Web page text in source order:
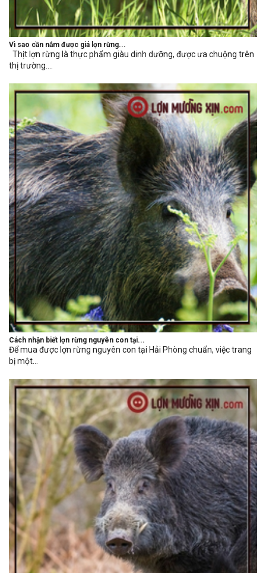
Vì sao cần nắm được giá lợn rừng...
Thịt lợn rừng là thực phẩm giàu dinh dưỡng, được ưa chuộng trên
thị trường....
Cách nhận biết lợn rừng nguyên con tại...
Để mua được lợn rừng nguyên con tại Hải Phòng chuẩn, việc trang
bị một...